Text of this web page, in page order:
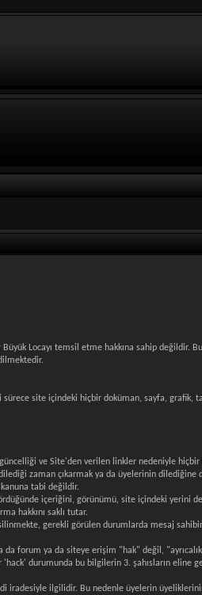
Locayı temsil etme hakkına sahip değildir.
site içindeki hiçbir doküman, sayfa, grafik,
ve Site'den verilen linkler nedeniyle
zaman çıkarmak ya da üyelerinin dilediğine
tabi değildir.
içeriğini, görünümü, site içindeki yerini
hakkını saklı tutar.
gerekli görülen durumlarda mesaj
forum ya da siteye erişim "hak" değil,
durumunda bu bilgilerin 3. şahısların eline
ilgilidir. Bu nedenle üyelerin